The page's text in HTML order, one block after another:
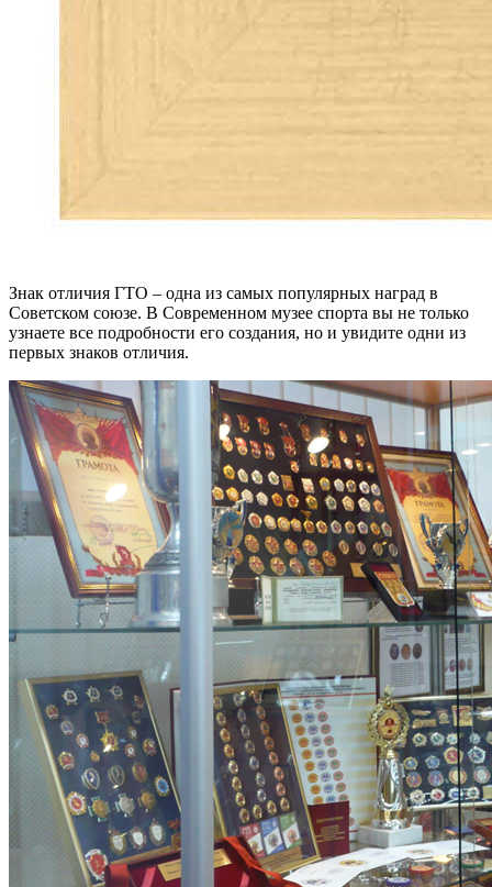
Знак отличия ГТО – одна из самых популярных наград в
Советском союзе. В Современном музее спорта вы не только
узнаете все подробности его создания, но и увидите одни из
первых знаков отличия.